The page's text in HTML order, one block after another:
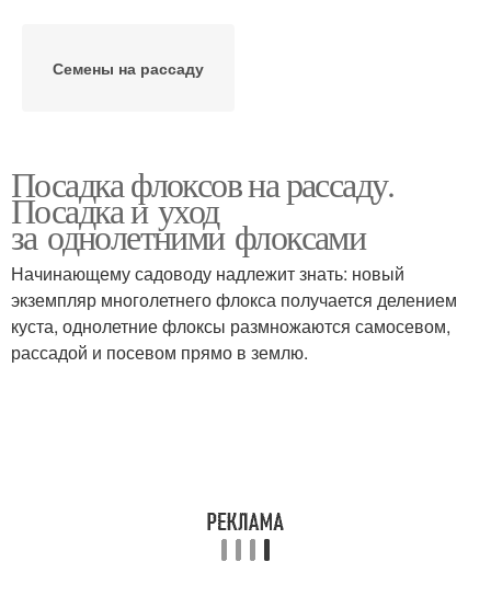
Семены на рассаду
Посадка флоксов на рассаду.
Посадка и уход
за однолетними флоксами
Начинающему садоводу надлежит знать: новый
экземпляр многолетнего флокса получается делением
куста, однолетние флоксы размножаются самосевом,
рассадой и посевом прямо в землю.